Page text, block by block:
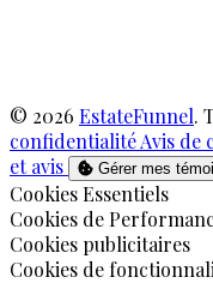
© 2026 EstateFunnel.
confidentialitéAvis de
et avis
Gérer mes
Activer
Cookies Essentiels
Activer
Cookies de
Activer
Cookies publicitaires
Activer
Cookies de